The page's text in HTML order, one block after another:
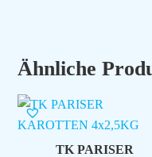
Ähnliche
TK PARISER